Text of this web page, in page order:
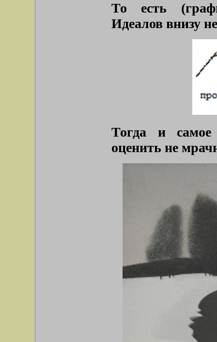
То есть
Идеалов внизу
Тогда и
оценить не